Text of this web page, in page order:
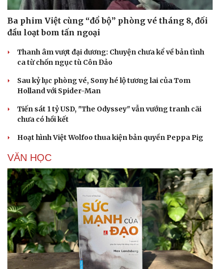
Ba phim Việt cùng “đổ bộ” phòng vé tháng 8, đối
đầu loạt bom tấn ngoại
Thanh âm vượt đại dương: Chuyện chưa kể về bản tình
ca từ chốn ngục tù Côn Đảo
Sau kỷ lục phòng vé, Sony hé lộ tương lai của Tom
Holland với Spider-Man
Tiến sát 1 tỷ USD, "The Odyssey" vẫn vướng tranh cãi
chưa có hồi kết
Hoạt hình Việt Wolfoo thua kiện bản quyền Peppa Pig
VĂN HỌC